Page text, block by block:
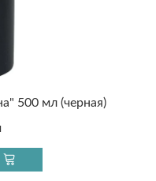
500 мл (черная)